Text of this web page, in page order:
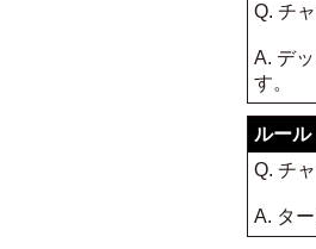
Q. チ
A. デ
す。
ルール
Q. チ
A. タ